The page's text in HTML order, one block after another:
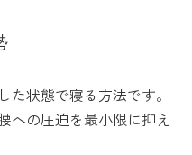
状態で寝る方法です。
への圧迫を最小限に抑え